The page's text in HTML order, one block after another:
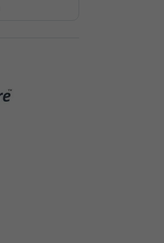
05
ümbrise.